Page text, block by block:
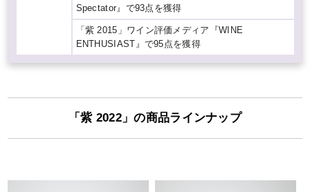
Spectator』で93点を獲得
「紫 2015」ワイン評価メディア『WINE
ENTHUSIAST』で95点を獲得
「紫 2022」の商品ラインナップ